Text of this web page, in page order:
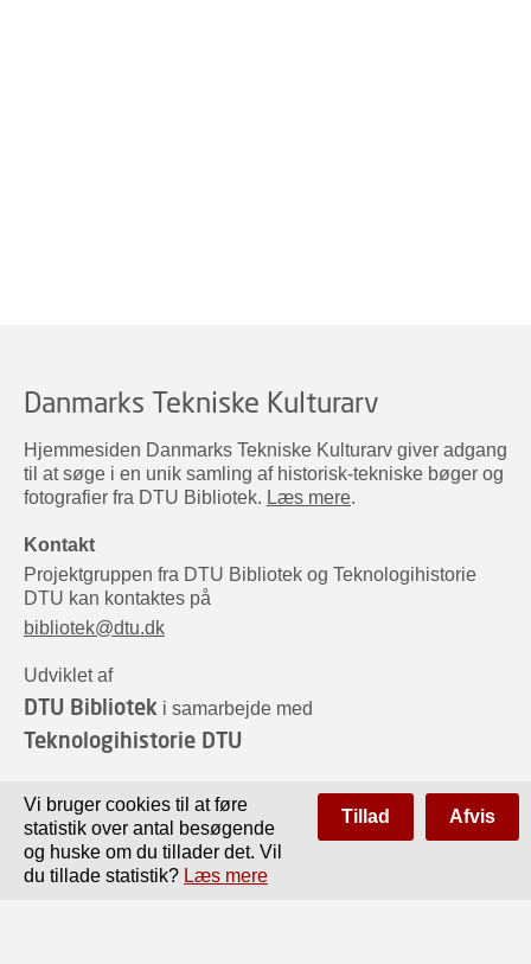
Danmarks Tekniske Kulturarv
Hjemmesiden Danmarks Tekniske Kulturarv giver adgang
til at søge i en unik samling af historisk-tekniske bøger og
fotografier fra DTU Bibliotek. Læs mere.
Kontakt
Projektgruppen fra DTU Bibliotek og Teknologihistorie
DTU kan kontaktes på
bibliotek@dtu.dk
Udviklet af
DTU Bibliotek i samarbejde med
Teknologihistorie DTU
Vi bruger cookies til at føre
statistik over antal besøgende
og huske om du tillader det. Vil
du tillade statistik? Læs mere
Tillad Afvis